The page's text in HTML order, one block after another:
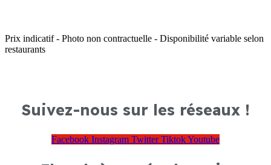
Prix indicatif - Photo non contractuelle - Disponibilité variable selon
restaurants
Suivez-nous sur les réseaux !
Facebook Instagram Twitter TiktokYoutube